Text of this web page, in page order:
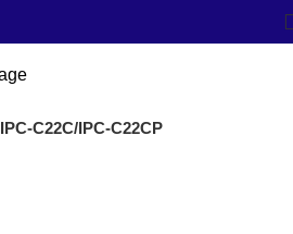
IPC-C22C/IPC-C22CP